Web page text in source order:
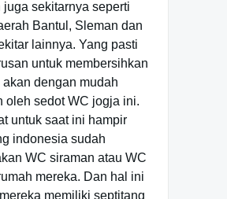
juga sekitarnya seperti
Bantul, Sleman dan
lainnya. Yang pasti
untuk membersihkan
dengan mudah
oleh sedot WC jogja ini.
untuk saat ini hampir
indonesia sudah
WC siraman atau WC
mereka. Dan hal ini
memiliki septitang